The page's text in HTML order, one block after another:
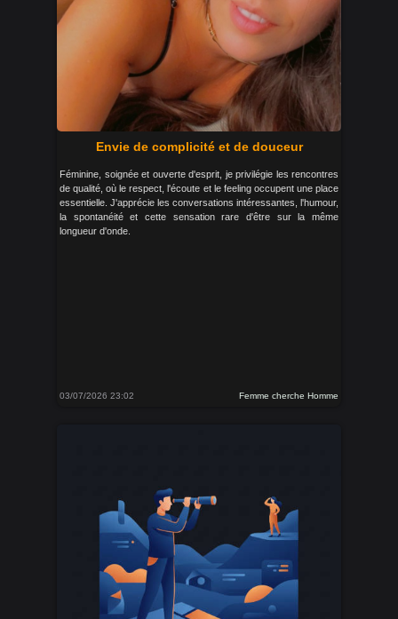
Envie de complicité et de douceur
Féminine, soignée et ouverte d'esprit, je privilégie les rencontres
de qualité, où le respect, l'écoute et le feeling occupent une place
essentielle. J'apprécie les conversations intéressantes, l'humour,
la spontanéité et cette sensation rare d'être sur la même
longueur d'onde.
03/07/2026 23:02 Femme cherche Homme